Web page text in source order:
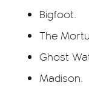
Bigfoot.
The
Ghost
Madison.